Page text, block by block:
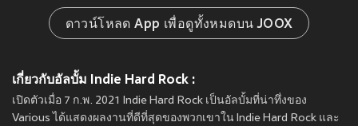
ดาวน์โหลด App เพื่อดูทั้งหมดบน JOOX
เกี่ยวกับอัลบั้ม Indie Hard Rock :
เปิดตัวเมื่อ 7 ก.พ. 2021 Indie Hard Rock เป็นอัลบั้มที่น่าทึ่งของ
Various ได้แสดงผลงานที่ดีที่สุดของพวกเขาใน Indie Hard Rock และ